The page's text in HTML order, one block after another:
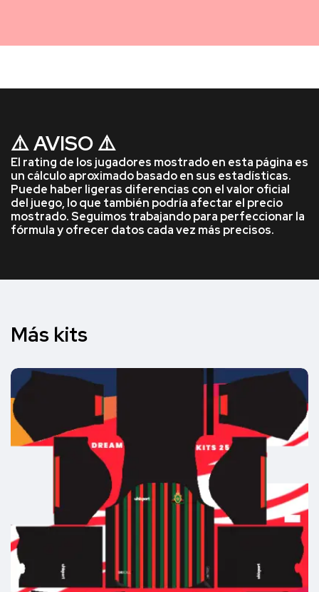
⚠️ AVISO ⚠️
El rating de los jugadores mostrado en esta página es
un cálculo aproximado basado en sus estadísticas.
Puede haber ligeras diferencias con el valor oficial
del juego, lo que también podría afectar el precio
mostrado. Seguimos trabajando para perfeccionar la
fórmula y ofrecer datos cada vez más precisos.
Más kits